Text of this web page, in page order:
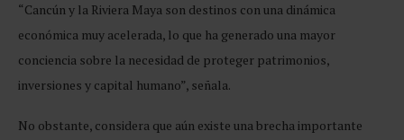
“Cancún y la Riviera Maya son destinos con una dinámica
económica muy acelerada, lo que ha generado una mayor
conciencia sobre la necesidad de proteger patrimonios,
inversiones y capital humano”, señala.
No obstante, considera que aún existe una brecha importante